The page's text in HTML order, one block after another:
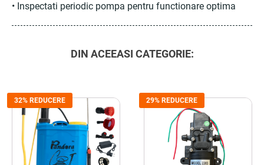
• Inspectati periodic pompa pentru functionare optima
DIN ACEEASI CATEGORIE:
32% REDUCERE 29% REDUCERE